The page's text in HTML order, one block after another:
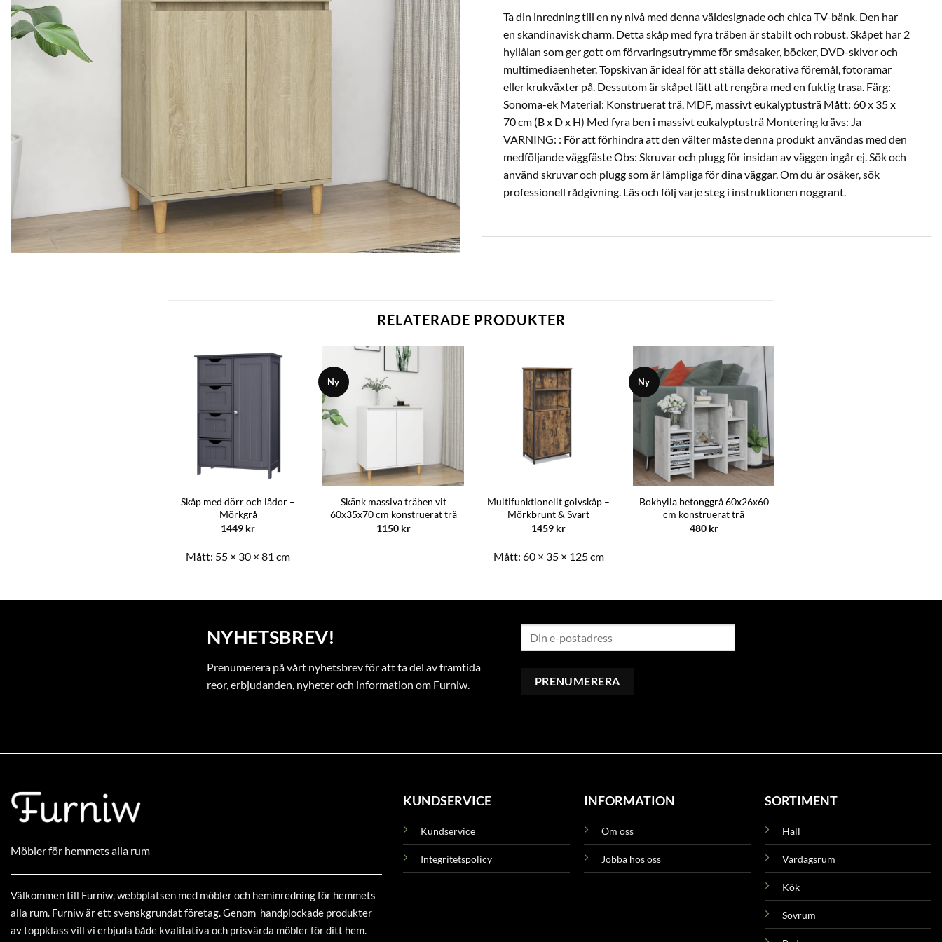
Ta din inredning till en ny nivå med denna väldesignade och chica TV-bänk. Den har
en skandinavisk charm. Detta skåp med fyra träben är stabilt och robust. Skåpet har 2
hyllålan som ger gott om förvaringsutrymme för småsaker, böcker, DVD-skivor och
multimediaenheter. Topskivan är ideal för att ställa dekorativa föremål, fotoramar
eller krukväxter på. Dessutom är skåpet lätt att rengöra med en fuktig trasa. Färg:
Sonoma-ek Material: Konstruerat trä, MDF, massivt eukalyptusträ Mått: 60 x 35 x
70 cm (B x D x H) Med fyra ben i massivt eukalyptusträ Montering krävs: Ja
VARNING: : För att förhindra att den välter måste denna produkt användas med den
medföljande väggfäste Obs: Skruvar och plugg för insidan av väggen ingår ej. Sök och
använd skruvar och plugg som är lämpliga för dina väggar. Om du är osäker, sök
professionell rådgivning. Läs och följ varje steg i instruktionen noggrant.
RELATERADE PRODUKTER
Skåp med dörr och lådor –
Mörkgrå
1449 kr
Mått: 55 × 30 × 81 cm
Ny
Skänk massiva träben vit
60x35x70 cm konstruerat trä
1150 kr
Multifunktionellt golvskåp –
Mörkbrunt & Svart
1459 kr
Mått: 60 × 35 × 125 cm
Ny
Bokhylla betonggrå 60x26x60
cm konstruerat trä
480 kr
NYHETSBREV!
Prenumerera på vårt nyhetsbrev för att ta del av framtida
reor, erbjudanden, nyheter och information om Furniw.
Möbler för hemmets alla rum
Välkommen till Furniw, webbplatsen med möbler och heminredning för hemmets
alla rum. Furniw är ett svenskgrundat företag. Genom handplockade produkter
av toppklass vill vi erbjuda både kvalitativa och prisvärda möbler för ditt hem.
KUNDSERVICE
Kundservice
Integritetspolicy
INFORMATION
Om oss
Jobba hos oss
SORTIMENT
Hall
Vardagsrum
Kök
Sovrum